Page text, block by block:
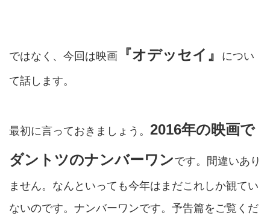
ではなく、今回は映画 『オデッセイ』 につい
て話します。
最初に言っておきましょう。 2016年の映画で
ダントツのナンバーワンです。間違いあり
ません。なんといっても今年はまだこれしか観てい
ないのです。ナンバーワンです。予告篇をご覧くだ